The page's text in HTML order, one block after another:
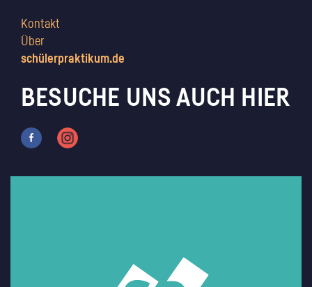
Kontakt
Über
schülerpraktikum.de
BESUCHE UNS AUCH HIER